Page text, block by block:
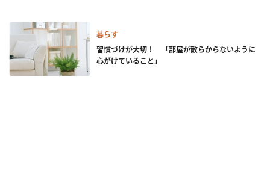
暮らす
習慣づけが大切！ 「部屋が散らからないように
心がけていること」